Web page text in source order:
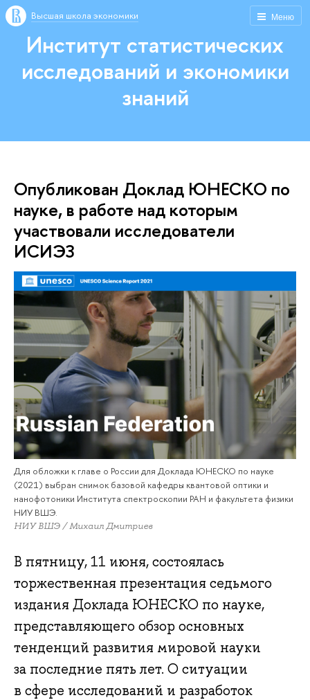
Меню
Высшая школа экономики
Институт статистических
исследований и экономики
знаний
Опубликован Доклад ЮНЕСКО по
науке, в работе над которым
участвовали исследователи
ИСИЭЗ
Для обложки к главе о России для Доклада ЮНЕСКО по науке
(2021) выбран снимок базовой кафедры квантовой оптики и
нанофотоники Института спектроскопии РАН и факультета физики
НИУ ВШЭ.
НИУ ВШЭ / Михаил Дмитриев
В пятницу, 11 июня, состоялась
торжественная презентация седьмого
издания Доклада ЮНЕСКО по науке,
представляющего обзор основных
тенденций развития мировой науки
за последние пять лет. О ситуации
в сфере исследований и разработок